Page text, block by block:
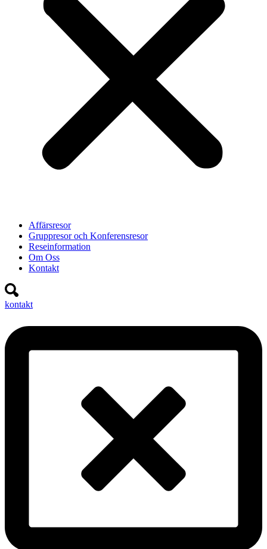
Affärsresor
Gruppresor och Konferensresor
Reseinformation
Om Oss
Kontakt
kontakt